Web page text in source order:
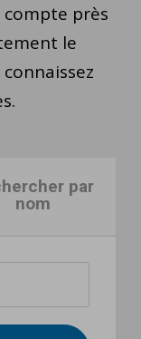
près
le
par
nom